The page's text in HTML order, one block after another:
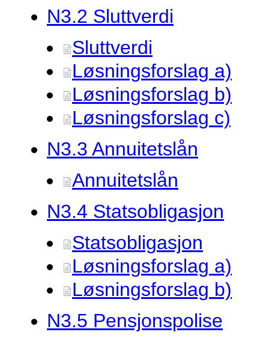
N3.2 Sluttverdi
Sluttverdi
Løsningsforslag a)
Løsningsforslag b)
Løsningsforslag c)
N3.3 Annuitetslån
Annuitetslån
N3.4 Statsobligasjon
Statsobligasjon
Løsningsforslag a)
Løsningsforslag b)
N3.5 Pensjonspolise